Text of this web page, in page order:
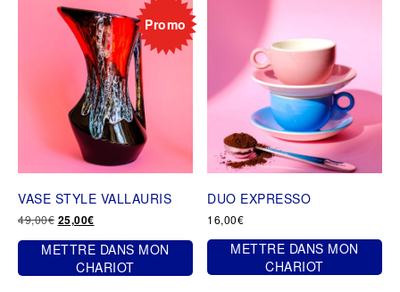
Promo
VASE STYLE VALLAURIS
49,00€ Le
initial
était :
49,00€.
25,00€Le
actuel
est :
25,00€.
METTRE DANS MON
CHARIOT
DUO EXPRESSO
16,00€
METTRE DANS MON
CHARIOT